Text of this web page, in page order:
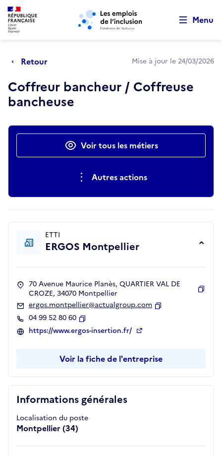
Aller au menu principal Aller au contenu principal
Menu
Retour Mise à jour le 24/03/2026
Coffreur bancheur / Coffreuse
bancheuse
Actions rapidesVoir tous les métiers
Autres actions
Informations générales
Localisation du poste
Montpellier (34)
ETTI
ERGOS Montpellier
70 Avenue Maurice Planès, QUARTIER VAL DE
CROZE, 34070 Montpellier
ergos.montpellier@actualgroup.com
04 99 52 80 60
Copier
https://www.ergos-insertion.fr/
Voir la fiche de l'entreprise
Retour au début de la page
Panneau de gestion des cookies